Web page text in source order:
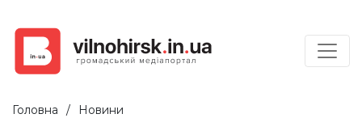
Головна Новини